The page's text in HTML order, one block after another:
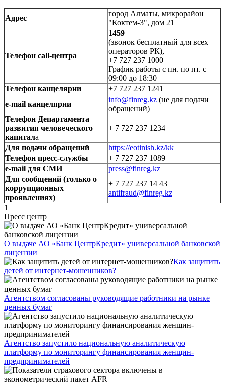
Адрес
город Алматы, микрорайон
"Коктем-3", дом 21
Телефон call-центра
1459
(звонок бесплатный для всех
операторов РК),
+7 727 237 1000
График работы с пн. по пт. с
09:00 до 18:30
Телефон канцелярии
+7 727 237 1241
e-mail канцелярии
info@finreg.kz (не для подачи
обращений)
Телефон Департамента
развития человеческого
капитала
+ 7 727 237 1234
Для подачи обращений
https://eotinish.kz/kk
Телефон пресс-службы
+ 7 727 237 1089
e-mail для СМИ
press@finreg.kz
Для сообщений (только о
коррупционных
проявлениях)
+ 7 727 237 14 43
antifraud@finreg.kz
1
Пресс центр
О выдаче АО «Банк ЦентрКредит» универсальной банковской
лицензии
Как защитить
детей от интернет-мошенников?
Агентством согласованы руководящие работники на рынке
ценных бумаг
Агентство запустило национальную аналитическую
платформу по мониторингу финансирования женщин-
предпринимателей